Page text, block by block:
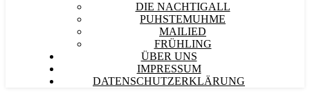
DIE NACHTIGALL
PUHSTEMUHME
MAILIED
FRÜHLING
ÜBER UNS
IMPRESSUM
DATENSCHUTZERKLÄRUNG